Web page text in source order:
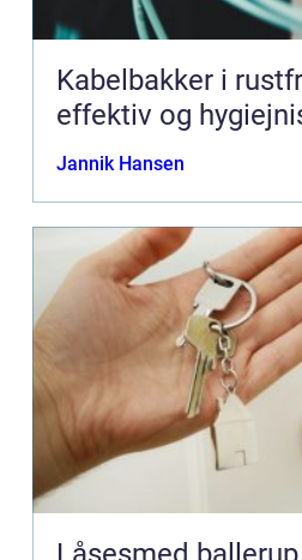
Kabelbakker i
effektiv og
Jannik Hansen